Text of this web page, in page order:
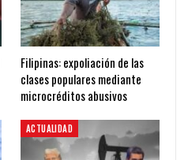
Filipinas: expoliación de las
clases populares mediante
microcréditos abusivos
ACTUALIDAD